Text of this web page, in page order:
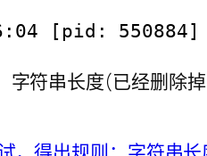
[pid:
字符串长度(已经删除